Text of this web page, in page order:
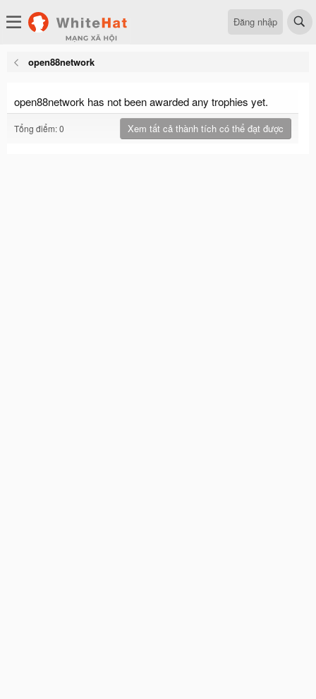
Đăng nhập
open88network
open88network has not been awarded any trophies yet.
Tổng điểm: 0 Xem tất cả thành tích có thể đạt được